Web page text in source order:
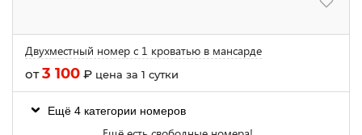
Двухместный номер с 1 кроватью в мансарде
от3 100 ₽ цена за 1 сутки
Ещё 4 категории номеров